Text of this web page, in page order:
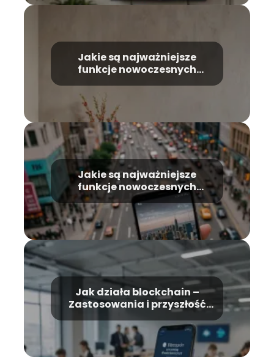
Jakie są najważniejsze
funkcje nowoczesnych
Jakie są najważniejsze
funkcje nowoczesnych
smartfonów – Przewodnik
Jak działa blockchain –
Zastosowania i przyszłość